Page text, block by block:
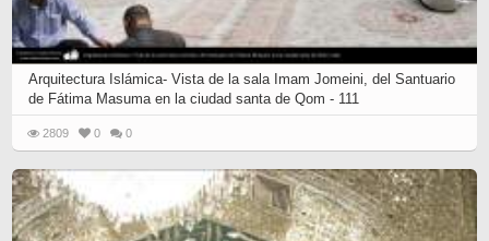
Arquitectura Islámica- Vista de la sala Imam Jomeini, del Santuario
de Fátima Masuma en la ciudad santa de Qom - 111
2809 0 0